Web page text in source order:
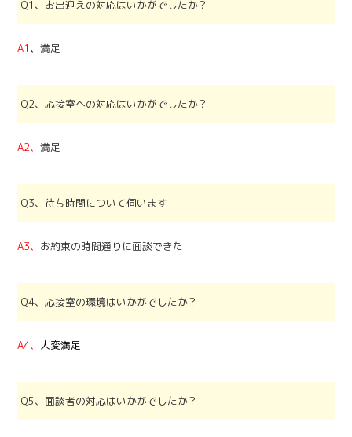
Q1、お出迎えの対応はいかがでしたか？
A1 、満足
Q2、応接室への対応はいかがでしたか？
A2、満足
Q3、待ち時間について伺います
A3、 お約束の時間通りに面談できた
Q4、応接室の環境はいかがでしたか？
A4、 大変満足
Q5、面談者の対応はいかがでしたか？